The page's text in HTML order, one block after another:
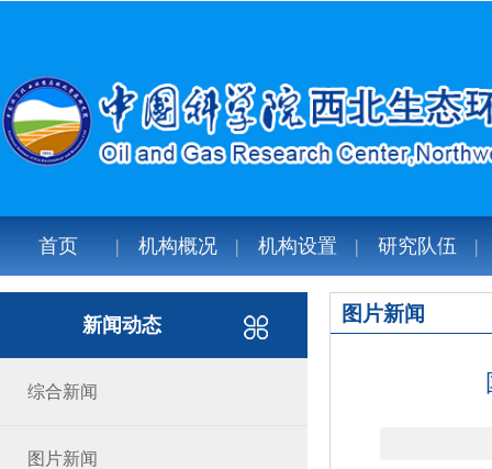
首页 机构概况 机构设置 研究队伍
图片新闻
新闻动态
综合新闻
图片新闻